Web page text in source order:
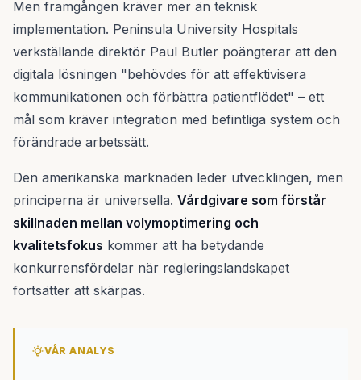
Men framgången kräver mer än teknisk
implementation. Peninsula University Hospitals
verkställande direktör Paul Butler poängterar att den
digitala lösningen "behövdes för att effektivisera
kommunikationen och förbättra patientflödet" – ett
mål som kräver integration med befintliga system och
förändrade arbetssätt.
Den amerikanska marknaden leder utvecklingen, men
principerna är universella. Vårdgivare som förstår
skillnaden mellan volymoptimering och
kvalitetsfokus kommer att ha betydande
konkurrensfördelar när regleringslandskapet
fortsätter att skärpas.
VÅR ANALYS